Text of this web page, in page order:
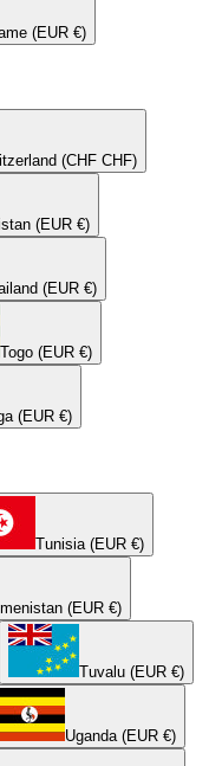
(EUR €)
(CHF CHF)
(EUR €)
(EUR €)
Togo (EUR €)
(EUR €)
Tunisia (EUR €)
(EUR €)
Tuvalu (EUR €)
Uganda (EUR €)